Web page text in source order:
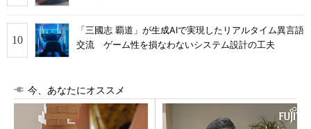
「三國志 覇道」が生成AIで実現したリアルタイム異言語
交流 ゲーム性を損なわないシステム設計の工夫
今、あなたにオススメ